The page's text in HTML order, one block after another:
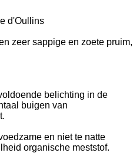
d'Oullins
zeer sappige en zoete pruim,
belichting in de
buigen van
en niet te natte
organische meststof.